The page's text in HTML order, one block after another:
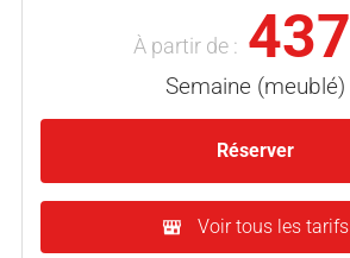
À partir de : 437
Semaine (meublé)
Réserver
Voir tous les tarifs